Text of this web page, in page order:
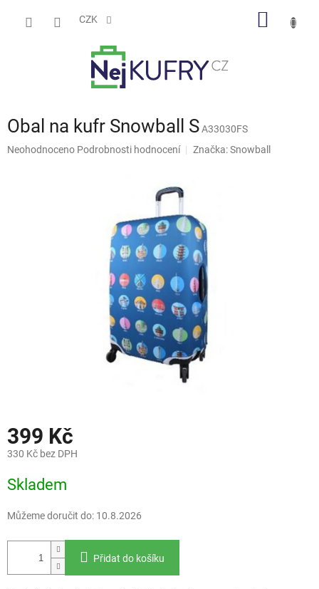
CZK
Obal na kufr Snowball SA33030FS
Průměrné
Neohodnoceno Podrobnosti hodnocení Značka:Snowball
399 Kč
330 Kč bez DPH
cena:
Skladem
Můžeme doručit do: 10.8.2026
Přidat do košíku